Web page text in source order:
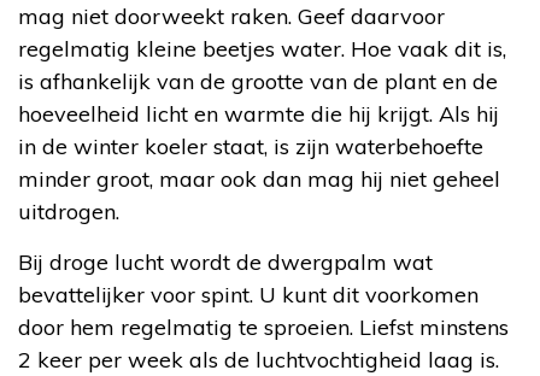
mag niet doorweekt raken. Geef daarvoor
regelmatig kleine beetjes water. Hoe vaak dit is,
is afhankelijk van de grootte van de plant en de
hoeveelheid licht en warmte die hij krijgt. Als hij
in de winter koeler staat, is zijn waterbehoefte
minder groot, maar ook dan mag hij niet geheel
uitdrogen.
Bij droge lucht wordt de dwergpalm wat
bevattelijker voor spint. U kunt dit voorkomen
door hem regelmatig te sproeien. Liefst minstens
2 keer per week als de luchtvochtigheid laag is.